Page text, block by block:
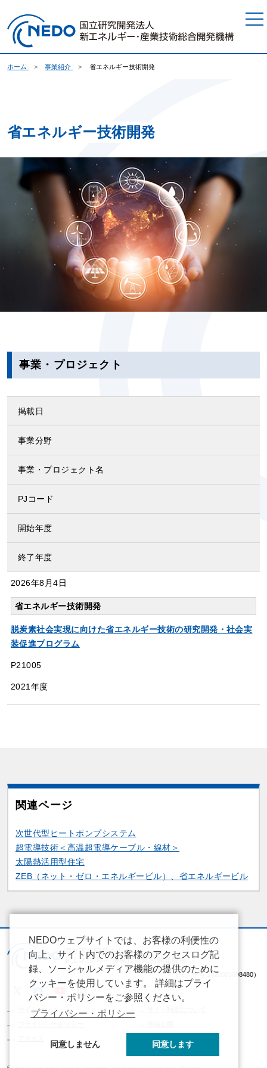
ホーム 事業紹介 省エネルギー技術開発
省エネルギー技術開発
事業・プロジェクト
掲載日
事業分野
事業・プロジェクト名
PJコード
開始年度
終了年度
2026年8月4日
省エネルギー技術開発
脱炭素社会実現に向けた省エネルギー技術の研究開発・社会実
装促進プログラム
P21005
2021年度
関連ページ
関連情報
次世代型ヒートポンプシステム
超電導技術＜高温超電導ケーブル・線材＞
太陽熱活用型住宅
ZEB（ネット・ゼロ・エネルギービル）、省エネルギービル
（法人番号 2020005008480）
サイトマップ
NEDOウェブサイトでは、お客様の利便性の
向上、サイト内でのお客様のアクセスログ記
録、ソーシャルメディア機能の提供のために
クッキーを使用しています。 詳細はプライ
バシー・ポリシーをご参照ください。
プライバシー・ポリシー
同意しません 同意します